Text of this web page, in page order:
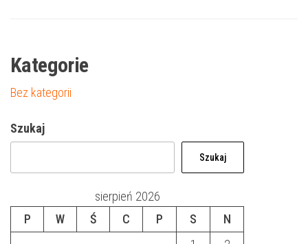
Kategorie
Bez kategorii
Szukaj
Szukaj
sierpień 2026
P
W Ś C P S
N